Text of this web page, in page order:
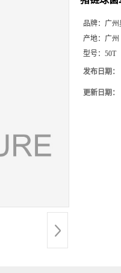
品牌： 广州
产地： 广州
型号： 50T
发布日期：
更新日期：